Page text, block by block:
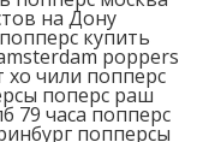
на Дону
купить
poppers
хо чили попперс
поперс раш
79 часа попперс
попперсы